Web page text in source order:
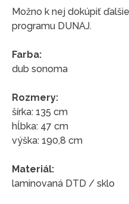
Možno k nej dokúpiť
programu DUNAJ.
Farba:
dub sonoma
Rozmery:
šírka: 135 cm
hĺbka: 47 cm
výška: 190,8 cm
Materiál:
laminovaná DTD / sklo